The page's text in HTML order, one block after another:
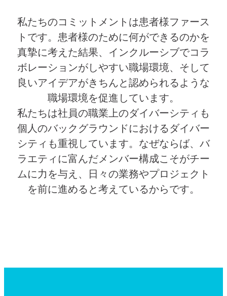
私たちのコミットメントは患者様ファース
トです。患者様のために何ができるのかを
真摯に考えた結果、インクルーシブでコラ
ボレーションがしやすい職場環境、そして
良いアイデアがきちんと認められるような
職場環境を促進しています。
私たちは社員の職業上のダイバーシティも
個人のバックグラウンドにおけるダイバー
シティも重視しています。なぜならば、バ
ラエティに富んだメンバー構成こそがチー
ムに力を与え、日々の業務やプロジェクト
を前に進めると考えているからです。